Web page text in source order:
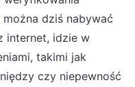
dziś nabywać
internet, idzie w
takimi jak
czy niepewność